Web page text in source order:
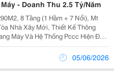
- Doanh Thu 2.5 Tỷ/Năm
8 Tầng (1 Hầm + 7 Nổi), Mt
Nhà Xây Mới, Thiết Kế Thông
Máy Và Hệ Thống Pccc Hiện Đại.
Rộng Ô Tô Tránh. Tầng
Koi, View Thoáng Trước Sau. Sổ
05/06/2026